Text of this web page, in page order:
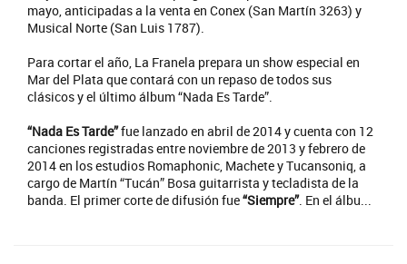
mayo, anticipadas a la venta en Conex (San Martín 3263) y
Musical Norte (San Luis 1787).
Para cortar el año, La Franela prepara un show especial en
Mar del Plata que contará con un repaso de todos sus
clásicos y el último álbum “Nada Es Tarde”.
“Nada Es Tarde”fue lanzado en abril de 2014 y cuenta con 12
canciones registradas entre noviembre de 2013 y febrero de
2014 en los estudios Romaphonic, Machete y Tucansoniq, a
cargo de Martín “Tucán” Bosa guitarrista y tecladista de la
banda. El primer corte de difusión fue“Siempre”. En el álbu...